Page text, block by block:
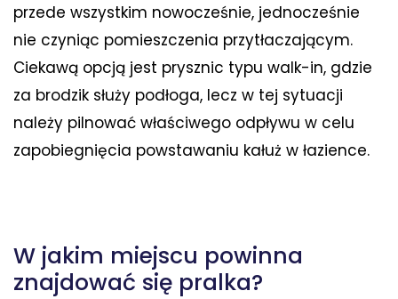
przede wszystkim nowocześnie, jednocześnie
nie czyniąc pomieszczenia przytłaczającym.
Ciekawą opcją jest prysznic typu walk-in, gdzie
za brodzik służy podłoga, lecz w tej sytuacji
należy pilnować właściwego odpływu w celu
zapobiegnięcia powstawaniu kałuż w łazience.
W jakim miejscu powinna
znajdować się pralka?